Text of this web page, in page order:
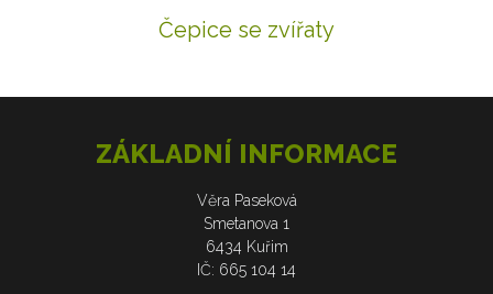
Čepice se zvířaty
ZÁKLADNÍ INFORMACE
Věra Paseková
Smetanova 1
6434 Kuřim
IČ: 665 104 14